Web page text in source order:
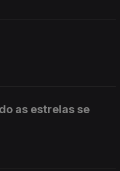
as estrelas se